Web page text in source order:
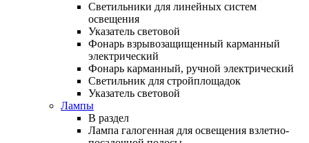
Светильники для линейных систем
освещения
Указатель световой
Фонарь взрывозащищенный карманный
электрический
Фонарь карманный, ручной электрический
Светильник для стройплощадок
Указатель световой
Лампы
В раздел
Лампа галогенная для освещения взлетно-